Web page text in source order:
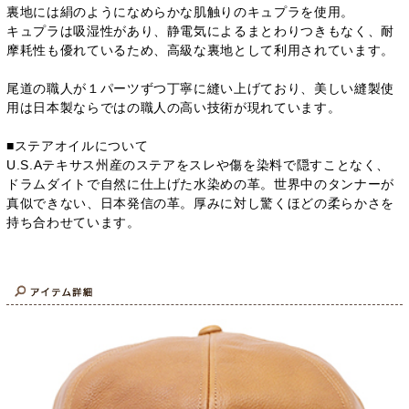
裏地には絹のようになめらかな肌触りのキュプラを使用。
キュプラは吸湿性があり、静電気によるまとわりつきもなく、耐
摩耗性も優れているため、高級な裏地として利用されています。
尾道の職人が１パーツずつ丁寧に縫い上げており、美しい縫製使
用は日本製ならではの職人の高い技術が現れています。
■ステアオイルについて
U.S.Aテキサス州産のステアをスレや傷を染料で隠すことなく、
ドラムダイトで自然に仕上げた水染めの革。世界中のタンナーが
真似できない、日本発信の革。厚みに対し驚くほどの柔らかさを
持ち合わせています。